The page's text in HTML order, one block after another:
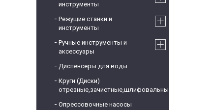
инструменты
Режущие станки и
инструменты
Ручные инструменты и
аксессуары
Диспенсеры для воды
Круги (Диски)
отрезные,зачистные,шлифовальные
Опрессовочные насосы